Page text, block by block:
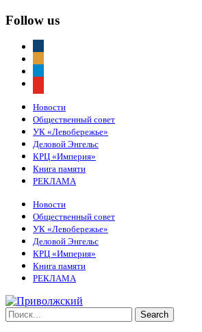
Follow us
Новости
Общественный совет
УК «Левобережье»
Деловой Энгельс
КРЦ «Империя»
Книга памяти
РЕКЛАМА
Новости
Общественный совет
УК «Левобережье»
Деловой Энгельс
КРЦ «Империя»
Книга памяти
РЕКЛАМА